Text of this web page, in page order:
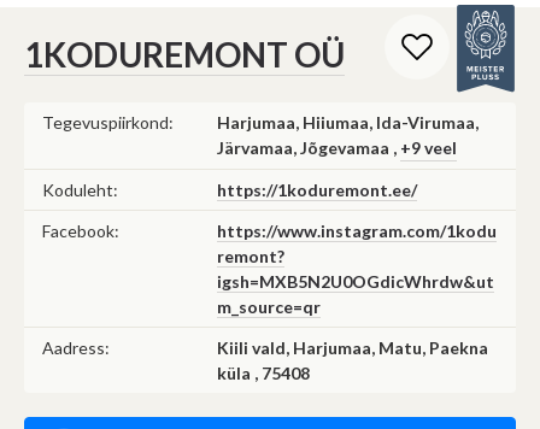
1KODUREMONT OÜ
Tegevuspiirkond:
Harjumaa, Hiiumaa, Ida-Virumaa,
Järvamaa, Jõgevamaa , +9 veel
Koduleht:
https://1koduremont.ee/
Facebook:
https://www.instagram.com/1kodu
remont?
igsh=MXB5N2U0OGdicWhrdw&ut
m_source=qr
Aadress:
Kiili vald, Harjumaa, Matu, Paekna
küla , 75408
Ei saa osaleda teistel hangetel
Edasi
Saada mulle koopia
Lisa pilte
Tühista Saada